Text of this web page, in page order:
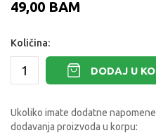
49,00 BAM
Količina:
DODAJ U
Ukoliko imate dodatne
dodavanja proizvoda u korpu: